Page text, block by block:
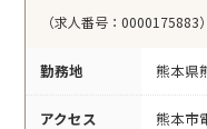
（求人番号：0000175883）
勤務地 熊本県
アクセス 熊本市